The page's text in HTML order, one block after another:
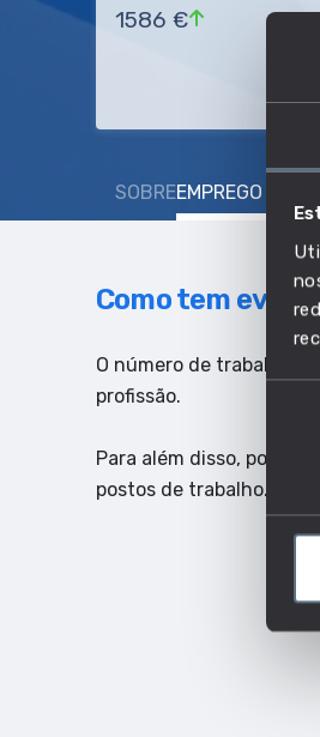
1586 €
SOBREEMPREGO E
Como tem
O número de
profissão.
Para além disso,
postos de trabalho.